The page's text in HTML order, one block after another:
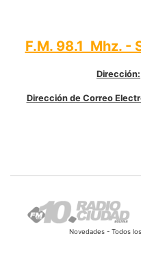
F.M. 98.1 Mhz. -
Dirección:
Dirección de Correo
Novedades - Todos